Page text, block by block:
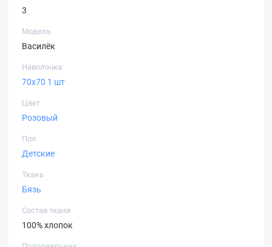
3
Модель
Василёк
Наволочка
70х70 1 шт
Цвет
Розовый
Пол
Детские
Ткань
Бязь
Состав ткани
100% хлопок